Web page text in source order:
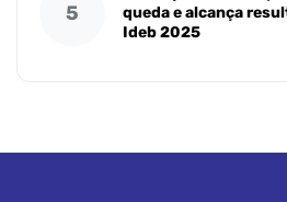
5
queda e alcança
Ideb 2025